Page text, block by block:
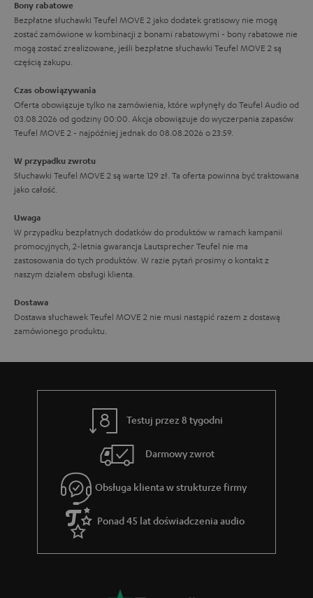
g
w
r
a
n
c
j
Bony rabatowe
Bezpłatne słuchawki Teufel MOVE 2 jako dodatek gratisowy nie mogą
zostać zamówione w kombinacji z bonami rabatowymi - bony rabatowe nie
mogą zostać zrealizowane, jeśli bezpłatne słuchawki Teufel MOVE 2 są
częścią zakupu.
Czas obowiązywania
Oferta obowiązuje tylko na zamówienia, które wpłynęły do Teufel Audio od
03.08.2026 od godziny 00:00. Akcja obowiązuje do wyczerpania zapasów
Teufel MOVE 2 - najpóźniej jednak do 08.08.2026 o 23:59.
W przypadku zwrotu
Słuchawki Teufel MOVE 2 są warte 129 zł. Ta oferta powinna być traktowana
jako całość.
Uwaga
W przypadku bezpłatnych dodatków do produktów w ramach kampanii
promocyjnych, 2-letnia gwarancja Lautsprecher Teufel nie ma
zastosowania do tych produktów. W razie pytań prosimy o kontakt z
naszym działem obsługi klienta.
Dostawa
Dostawa słuchawek Teufel MOVE 2 nie musi nastąpić razem z dostawą
zamówionego produktu.
Testuj przez 8 tygodni
Darmowy zwrot
Obsługa klienta w strukturze firmy
Ponad 45 lat doświadczenia audio